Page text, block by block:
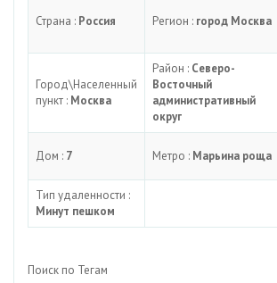
Страна : Россия Регион : город Москва
Город\Населенный
пункт : Москва
Район : Северо-
Восточный
административный
округ
Дом : 7 Метро : Марьина роща
Тип удаленности :
Минут пешком
Поиск по Тегам